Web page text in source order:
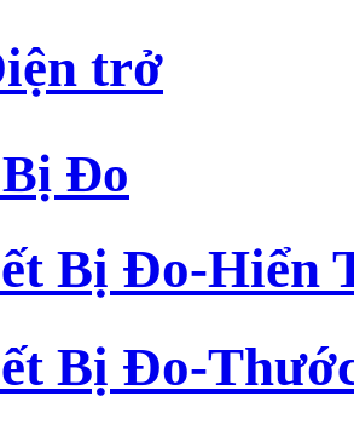
trở
Đo
Bị Đo-Hiển
Bị Đo-